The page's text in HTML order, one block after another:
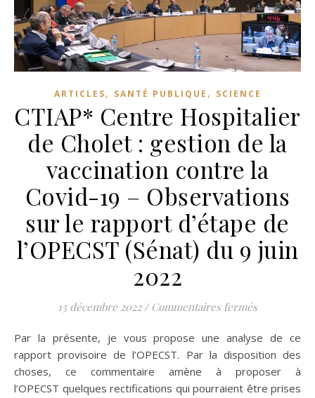
ARTICLES, SANTÉ PUBLIQUE , SCIENCE
CTIAP* Centre Hospitalier
de Cholet : gestion de la
vaccination contre la
Covid-19 – Observations
sur le rapport d’étape de
l’OPECST (Sénat) du 9 juin
2022
13 décembre 2022 / Commentaires ferméssur CTIAP*
Par la présente, je vous propose une analyse de ce
rapport provisoire de l’OPECST. Par la disposition des
choses, ce commentaire amène à proposer à
l’OPECST quelques rectifications qui pourraient être prises